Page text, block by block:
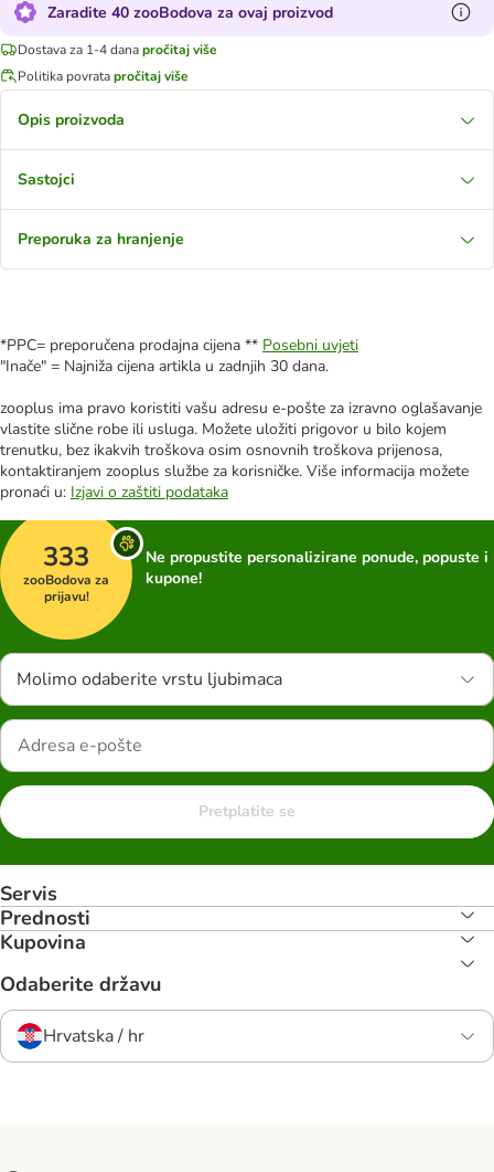
Zaradite 40 zooBodova za ovaj proizvod
Dostava za 1-4 danapročitaj više
Politika povratapročitaj više
Opis proizvoda
Sastojci
Preporuka za hranjenje
*PPC= preporučena prodajna cijena ** Posebni uvjeti
"Inače" = Najniža cijena artikla u zadnjih 30 dana.
zooplus ima pravo koristiti vašu adresu e-pošte za izravno oglašavanje
vlastite slične robe ili usluga. Možete uložiti prigovor u bilo kojem
trenutku, bez ikakvih troškova osim osnovnih troškova prijenosa,
kontaktiranjem zooplus službe za korisničke. Više informacija možete
pronaći u: Izjavi o zaštiti podataka
333
zooBodova za
prijavu!
Ne propustite personalizirane ponude, popuste i
kupone!
Molimo odaberite vrstu ljubimaca
Pretplatite se
Servis
Prednosti
Kupovina
Odaberite državu
Hrvatska / hr